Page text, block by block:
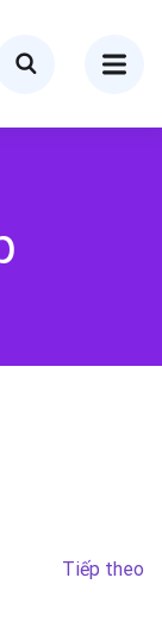
Tiếp theo